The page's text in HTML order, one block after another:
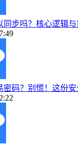
同步吗？核心逻辑
密码？别慌！这份